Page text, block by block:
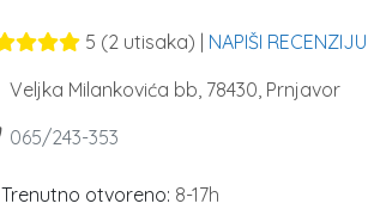
5 (2 utisaka) | NAPIŠI RECENZIJU
Veljka Milankovića bb, 78430, Prnjavor
065/243-353
Trenutno otvoreno: 8-17h